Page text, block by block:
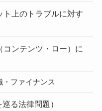
上のトラブルに対す
コンテンツ・ロー）に
・ファイナンス
る法律問題）